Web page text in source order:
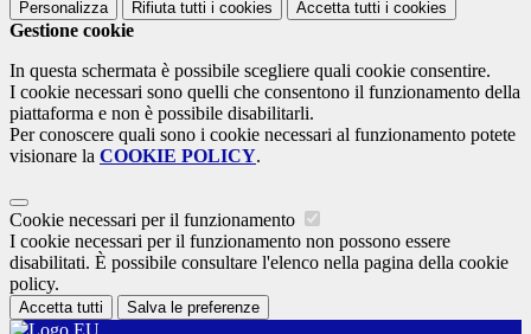
Personalizza Rifiuta tutti i cookies Accetta tutti i cookies
Gestione cookie
In questa schermata è possibile scegliere quali cookie consentire.
I cookie necessari sono quelli che consentono il funzionamento della
piattaforma e non è possibile disabilitarli.
Per conoscere quali sono i cookie necessari al funzionamento potete
visionare la COOKIE POLICY.
Cookie necessari per il funzionamento
I cookie necessari per il funzionamento non possono essere
disabilitati. È possibile consultare l'elenco nella pagina della cookie
policy.
Accetta tutti Salva le preferenze